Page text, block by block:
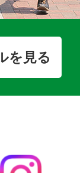
を見る